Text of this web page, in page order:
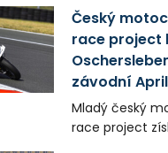
neobejde.
krevní zásoby
kdy stoupá
průmyslová
(ČPZP) apeluje
těší dobrému
Český
race project
závodní
Mladý český
race project